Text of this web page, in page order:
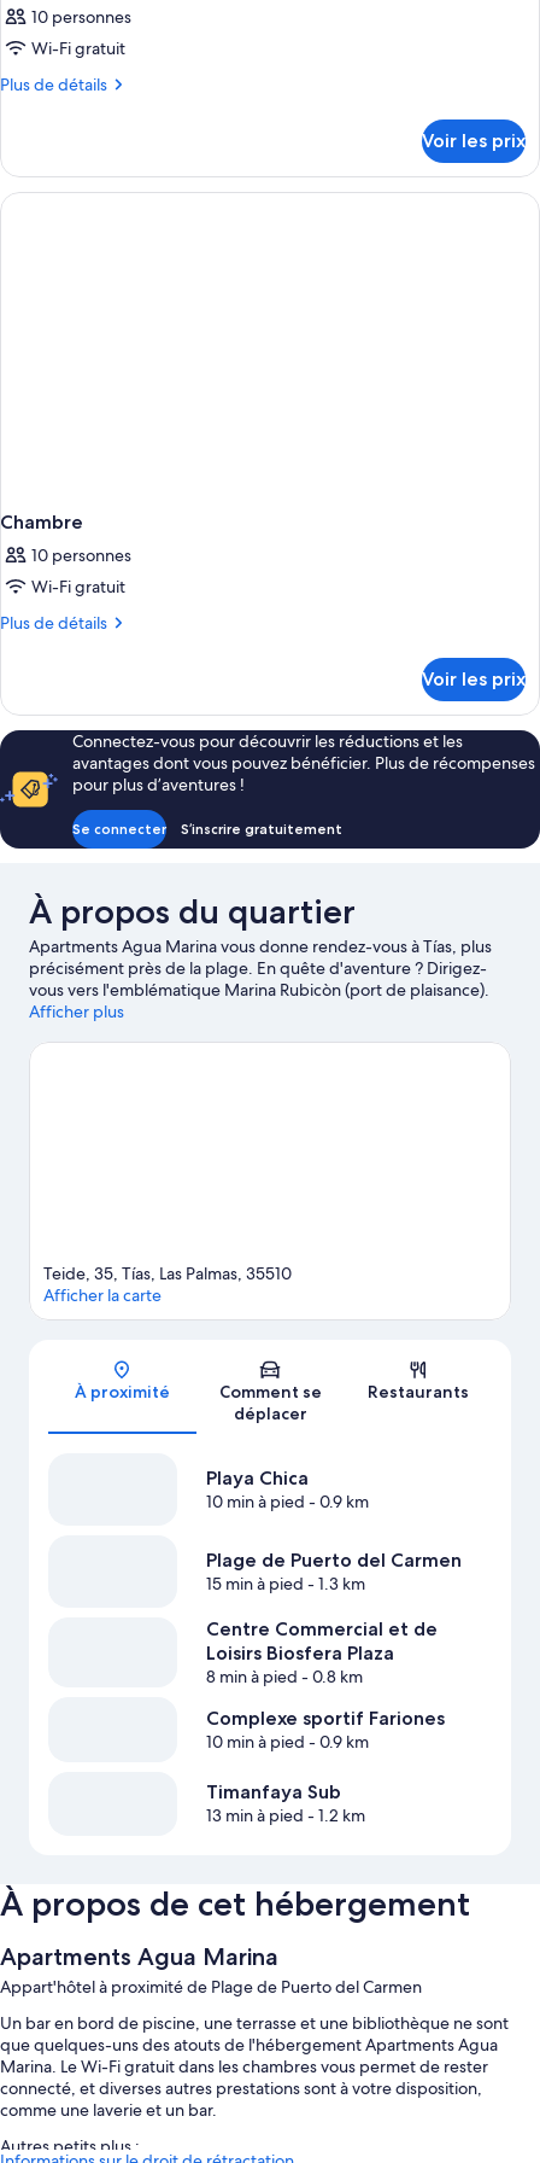
10 personnes
Wi-Fi gratuit
Plus de détails
Plus
le
type
de
Voir les prix
Chambre
10 personnes
Wi-Fi gratuit
Plus de détails
Plus
le
type
de
chambre
Chambre
Voir les prix
Connectez-vous pour découvrir les réductions et les
avantages dont vous pouvez bénéficier. Plus de récompenses
pour plus d’aventures !
Se connecter S’inscrire gratuitement
À propos du quartier
Apartments Agua Marina vous donne rendez-vous à Tías, plus
précisément près de la plage. En quête d'aventure ? Dirigez-
vous vers l'emblématique Marina Rubicòn (port de plaisance).
Plutôt envie de vous poser et d'admirer la beauté naturelle des
et Plage de Matagorda n'attendent que vous ! Les agréables
Afficher plus
Carte
Teide, 35, Tías, Las Palmas, 35510
Afficher la carte
À proximité
Comment se
déplacer
Restaurants
Playa Chica
10 min à pied - 0.9 km
Plage de Puerto del Carmen
15 min à pied - 1.3 km
Centre Commercial et de
Loisirs Biosfera Plaza
8 min à pied - 0.8 km
Complexe sportif Fariones
10 min à pied - 0.9 km
Timanfaya Sub
13 min à pied - 1.2 km
À propos de cet hébergement
Apartments Agua Marina
Appart'hôtel à proximité de Plage de Puerto del Carmen
Un bar en bord de piscine, une terrasse et une bibliothèque ne sont
que quelques-uns des atouts de l'hébergement Apartments Agua
Marina. Le Wi-Fi gratuit dans les chambres vous permet de rester
connecté, et diverses autres prestations sont à votre disposition,
comme une laverie et un bar.
Autres petits plus :